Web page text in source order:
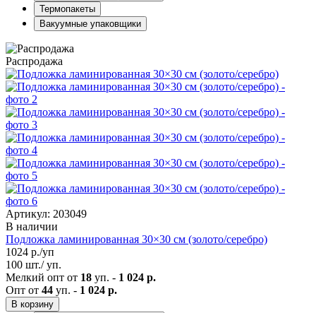
Термопакеты
Вакуумные упаковщики
Распродажа
Артикул: 203049
В наличии
Подложка ламинированная 30×30 см (золото/серебро)
1024 р./уп
100 шт./ уп.
Мелкий опт от 18 уп. - 1 024 р.
Опт от 44 уп. - 1 024 р.
В корзину